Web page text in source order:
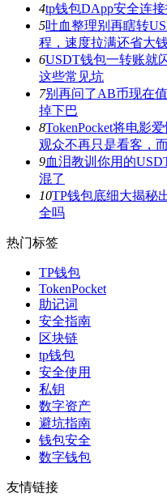
4tp钱包DApp安全连
5吐血整理别再瞎转
程，速度拉满还省大
6USDT钱包一转账就
这些常见坑
7别再问了AB币现在
掉下巴
8TokenPocket将电影
观众不再只是看客，
9血泪教训你用的
混了
10TP钱包底细大揭秘
全吗
热门标签
TP钱包
TokenPocket
助记词
安全指南
区块链
tp钱包
安全使用
私钥
数字资产
避坑指南
钱包安全
数字钱包
友情链接